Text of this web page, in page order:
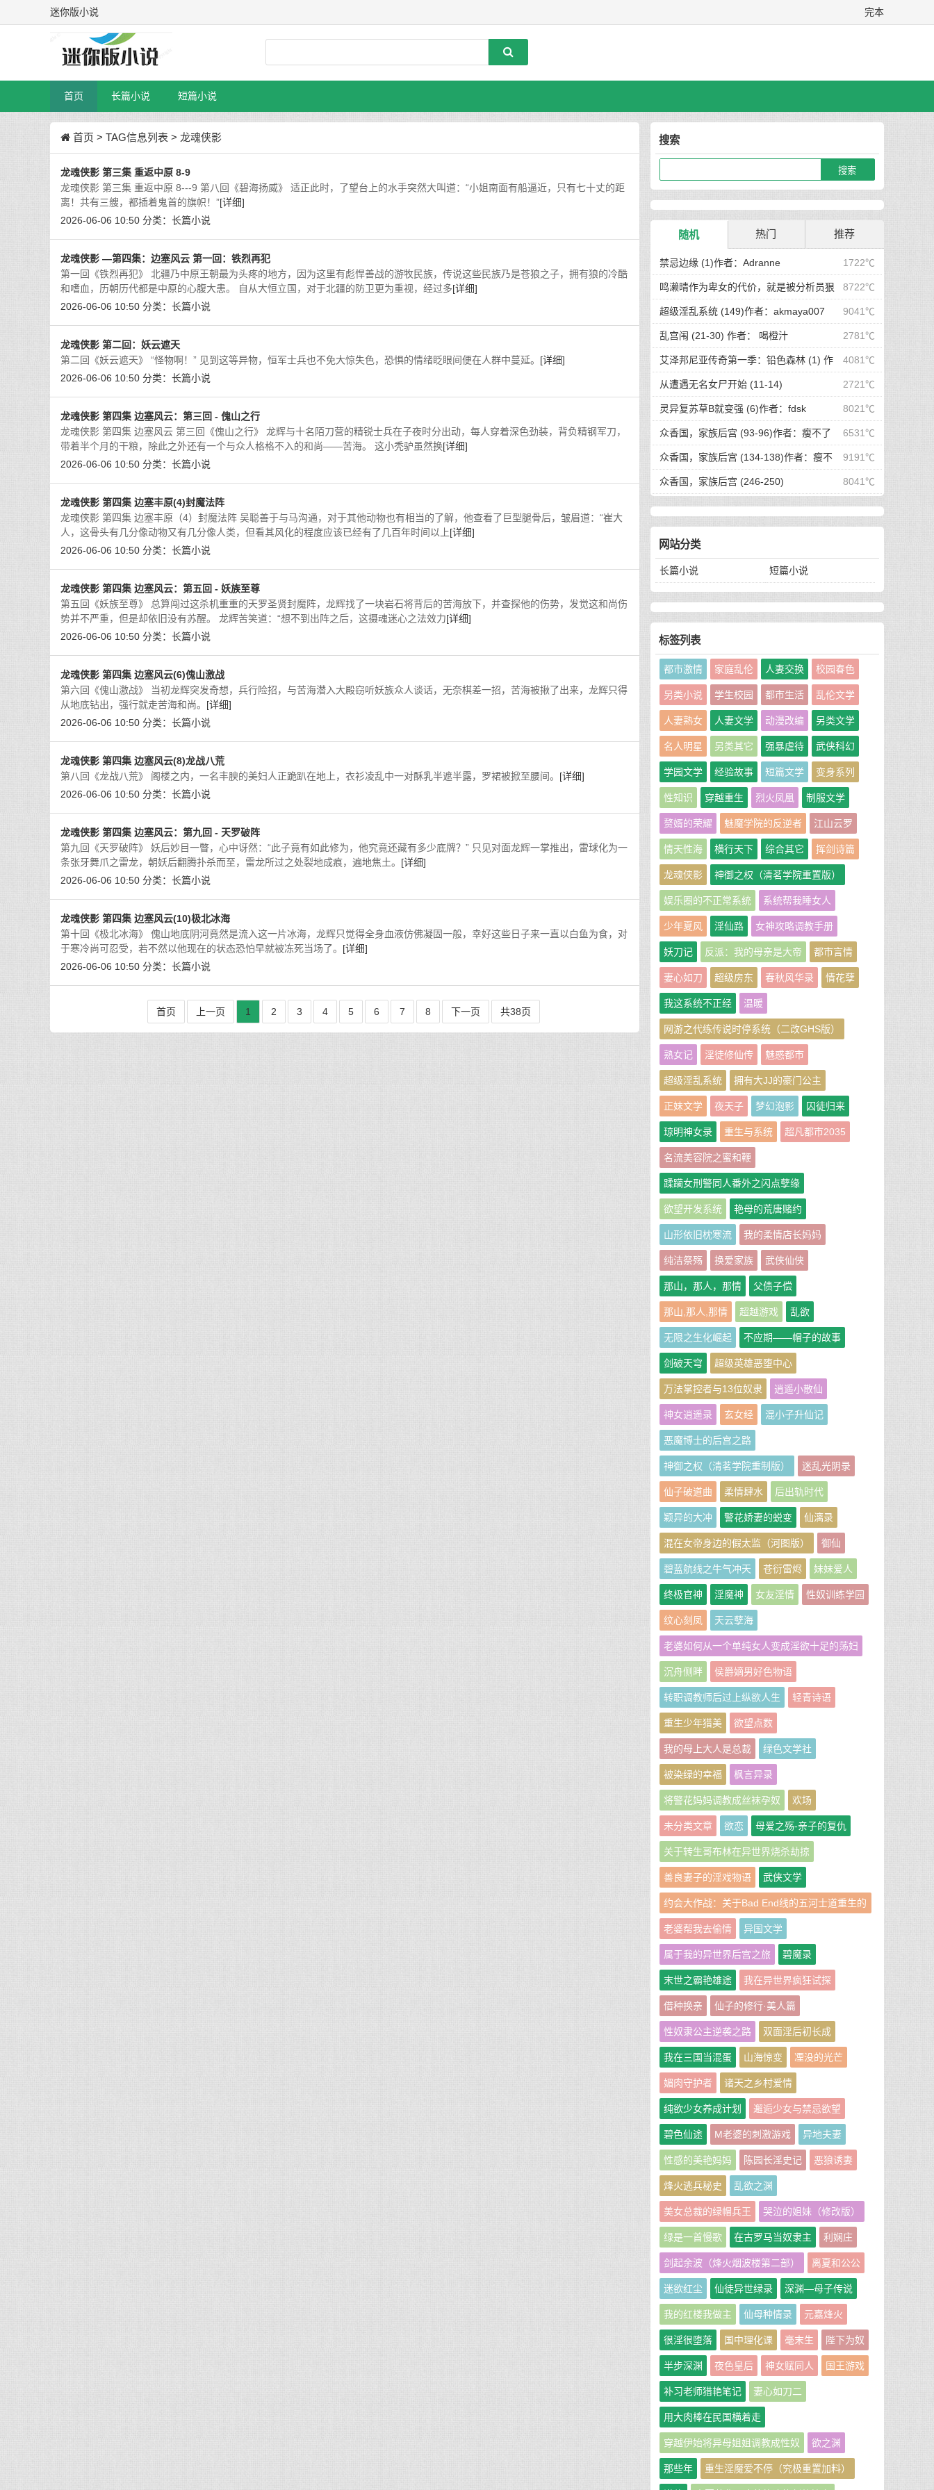
迷你版小说 完本
首页 长篇小说 短篇小说
首页 > TAG信息列表 > 龙魂侠影
龙魂侠影 第三集 重返中原 8-9
龙魂侠影 第三集 重返中原 8---9 第八回《碧海扬威》 适正此时，了望台上的水手突然大叫道：“小姐南面有船逼近，只有七十丈的距
离！共有三艘，都插着鬼首的旗帜！”[详细]
2026-06-06 10:50 分类： 长篇小说
龙魂侠影 —第四集：边塞风云 第一回：铁烈再犯
第一回《铁烈再犯》 北疆乃中原王朝最为头疼的地方，因为这里有彪悍善战的游牧民族，传说这些民族乃是苍狼之子，拥有狼的冷酷
和嗜血，历朝历代都是中原的心腹大患。 自从大恒立国，对于北疆的防卫更为重视，经过多[详细]
2026-06-06 10:50 分类： 长篇小说
龙魂侠影 第二回：妖云遮天
第二回《妖云遮天》 “怪物啊！” 见到这等异物，恒军士兵也不免大惊失色，恐惧的情绪眨眼间便在人群中蔓延。 [详细]
2026-06-06 10:50 分类： 长篇小说
龙魂侠影 第四集 边塞风云：第三回 - 傀山之行
龙魂侠影 第四集 边塞风云 第三回《傀山之行》 龙辉与十名陌刀营的精锐士兵在子夜时分出动，每人穿着深色劲装，背负精钢军刀，
带着半个月的干粮，除此之外还有一个与众人格格不入的和尚——苦海。 这小秃驴虽然换[详细]
2026-06-06 10:50 分类： 长篇小说
龙魂侠影 第四集 边塞丰原(4)封魔法阵
龙魂侠影 第四集 边塞丰原（4）封魔法阵 吴聪善于与马沟通，对于其他动物也有相当的了解，他查看了巨型腿骨后，皱眉道：“崔大
人，这骨头有几分像动物又有几分像人类，但看其风化的程度应该已经有了几百年时间以上[详细]
2026-06-06 10:50 分类： 长篇小说
龙魂侠影 第四集 边塞风云：第五回 - 妖族至尊
第五回《妖族至尊》 总算闯过这杀机重重的天罗圣贤封魔阵，龙辉找了一块岩石将背后的苦海放下，并查探他的伤势，发觉这和尚伤
势并不严重，但是却依旧没有苏醒。 龙辉苦笑道：“想不到出阵之后，这摄魂迷心之法效力[详细]
2026-06-06 10:50 分类： 长篇小说
龙魂侠影 第四集 边塞风云(6)傀山激战
第六回《傀山激战》 当初龙辉突发奇想，兵行险招，与苦海潜入大殿窃听妖族众人谈话，无奈棋差一招，苦海被揪了出来，龙辉只得
从地底钻出，强行就走苦海和尚。 [详细]
2026-06-06 10:50 分类： 长篇小说
龙魂侠影 第四集 边塞风云(8)龙战八荒
第八回《龙战八荒》 阁楼之内，一名丰腴的美妇人正跪趴在地上，衣衫凌乱中一对酥乳半遮半露，罗裙被掀至腰间。 [详细]
2026-06-06 10:50 分类： 长篇小说
龙魂侠影 第四集 边塞风云：第九回 - 天罗破阵
第九回《天罗破阵》 妖后妙目一瞥，心中讶然：“此子竟有如此修为，他究竟还藏有多少底牌？” 只见对面龙辉一掌推出，雷球化为一
条张牙舞爪之雷龙，朝妖后翻腾扑杀而至，雷龙所过之处裂地成痕，遍地焦土。 [详细]
2026-06-06 10:50 分类： 长篇小说
龙魂侠影 第四集 边塞风云(10)极北冰海
第十回《极北冰海》 傀山地底阴河竟然是流入这一片冰海，龙辉只觉得全身血液仿佛凝固一般，幸好这些日子来一直以白鱼为食，对
于寒冷尚可忍受，若不然以他现在的状态恐怕早就被冻死当场了。 [详细]
2026-06-06 10:50 分类： 长篇小说
首页 上一页 1 2 3 4 5 6 7 8 下一页 共38页
搜索
随机 热门 推荐
1722℃
禁忌边缘 (1)作者：Adranne
8722℃
鸣濑晴作为卑女的代价，就是被分析员狠
狠调教！ (完)作者：空琉lemon 9041℃
超级淫乱系统 (149)作者：akmaya007
2781℃
乱宫闱 (21-30) 作者： 喝橙汁
4081℃
艾泽邦尼亚传奇第一季：铅色森林 (1) 作
者：骨折的海绵体 2721℃
从遭遇无名女尸开始 (11-14)
8021℃
灵异复苏草B就变强 (6)作者：fdsk
6531℃
众香国，家族后宫 (93-96)作者：瘦不了
9191℃
众香国，家族后宫 (134-138)作者：瘦不
了 8041℃
众香国，家族后宫 (246-250)
网站分类
长篇小说 短篇小说
标签列表
都市激情 家庭乱伦 人妻交换 校园春色
另类小说 学生校园 都市生活 乱伦文学
人妻熟女 人妻文学 动漫改编 另类文学
名人明星 另类其它 强暴虐待 武侠科幻
学园文学 经验故事 短篇文学 变身系列
性知识 穿越重生 烈火凤凰 制服文学
赘婿的荣耀 魅魔学院的反逆者 江山云罗
情天性海 横行天下 综合其它 挥剑诗篇
龙魂侠影 神御之权（清茗学院重置版）
娱乐圈的不正常系统 系统帮我睡女人
少年夏风 淫仙路 女神攻略调教手册
妖刀记 反派：我的母亲是大帝 都市言情
妻心如刀 超级房东 春秋风华录 情花孽
我这系统不正经 温暖
网游之代练传说时停系统（二改GHS版）
熟女记 淫徒修仙传 魅惑都市
超级淫乱系统 拥有大JJ的豪门公主
正妹文学 夜天子 梦幻泡影 囚徒归来
琼明神女录 重生与系统 超凡都市2035
名流美容院之蜜和鞭
蹂躏女刑警同人番外之闪点孽缘
欲望开发系统 艳母的荒唐赌约
山形依旧枕寒流 我的柔情店长妈妈
纯洁祭殇 换爱家族 武侠仙侠
那山，那人，那情 父债子偿
那山,那人,那情 超越游戏 乱欲
无限之生化崛起 不应期——帽子的故事
剑破天穹 超级英雄恶堕中心
万法掌控者与13位奴隶 逍遥小散仙
神女逍遥录 玄女经 混小子升仙记
恶魔博士的后宫之路
神御之权（清茗学院重制版） 迷乱光阴录
仙子破道曲 柔情肆水 后出轨时代
颖异的大冲 警花娇妻的蜕变 仙漓录
混在女帝身边的假太监（河图版） 御仙
碧蓝航线之牛气冲天 苍衍雷烬 妹妹爱人
终极官神 淫魔神 女友淫情 性奴训练学园
纹心刻凤 天云孽海
老婆如何从一个单纯女人变成淫欲十足的荡妇
沉舟侧畔 侯爵嫡男好色物语
转职调教师后过上纵欲人生 轻青诗语
重生少年猎美 欲望点数
我的母上大人是总裁 绿色文学社
被染绿的幸福 枫言异录
将警花妈妈调教成丝袜孕奴 欢场
未分类文章 欲恋 母爱之殇-亲子的复仇
关于转生哥布林在异世界烧杀劫掠
善良妻子的淫戏物语 武侠文学
约会大作战：关于Bad End线的五河士道重生的
那些事
老婆帮我去偷情 异国文学
属于我的异世界后宫之旅 碧魔录
末世之霸艳雄途 我在异世界疯狂试探
借种换亲 仙子的修行·美人篇
性奴隶公主逆袭之路 双面淫后初长成
我在三国当混蛋 山海惊变 凐没的光芒
媚肉守护者 诸天之乡村爱情
纯欲少女养成计划 邂逅少女与禁忌欲望
碧色仙途 M老婆的刺激游戏 异地夫妻
性感的美艳妈妈 陈园长淫史记 恶狼诱妻
烽火逃兵秘史 乱欲之渊
美女总裁的绿帽兵王 哭泣的姐妹（修改版）
绿是一首慢歌 在古罗马当奴隶主 利娴庄
剑起余波（烽火烟波楼第二部） 离夏和公公
迷欲红尘 仙徒异世绿录 深渊—母子传说
我的红楼我做主 仙母种情录 元嘉烽火
很淫很堕落 国中理化课 毫末生 陛下为奴
半步深渊 夜色皇后 神女赋同人 国王游戏
补习老师猎艳笔记 妻心如刀二
用大肉棒在民国横着走
穿越伊始将异母姐姐调教成性奴 欲之渊
那些年 重生淫魔爱不停（究极重置加料）